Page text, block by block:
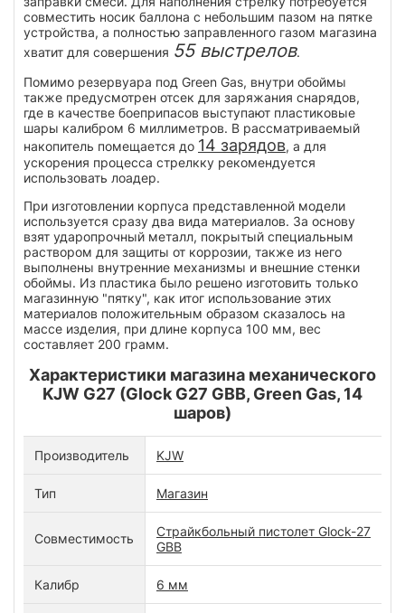
совместить носик баллона с небольшим пазом на пятке
устройства, а полностью заправленного газом магазина
хватит для совершения 55 выстрелов.
Помимо резервуара под Green Gas, внутри обоймы
также предусмотрен отсек для заряжания снарядов,
где в качестве боеприпасов выступают пластиковые
шары калибром 6 миллиметров. В рассматриваемый
накопитель помещается до 14 зарядов, а для
ускорения процесса стрелкку рекомендуется
использовать лоадер.
При изготовлении корпуса представленной модели
используется сразу два вида материалов. За основу
взят ударопрочный металл, покрытый специальным
раствором для защиты от коррозии, также из него
выполнены внутренние механизмы и внешние стенки
обоймы. Из пластика было решено изготовить только
магазинную "пятку", как итог использование этих
материалов положительным образом сказалось на
массе изделия, при длине корпуса 100 мм, вес
составляет 200 грамм.
Характеристики магазина механического
KJW G27 (Glock G27 GBB, Green Gas, 14
шаров)
Производитель KJW
Тип Магазин
Совместимость
Страйкбольный пистолет Glock-27
GBB
Калибр 6 мм